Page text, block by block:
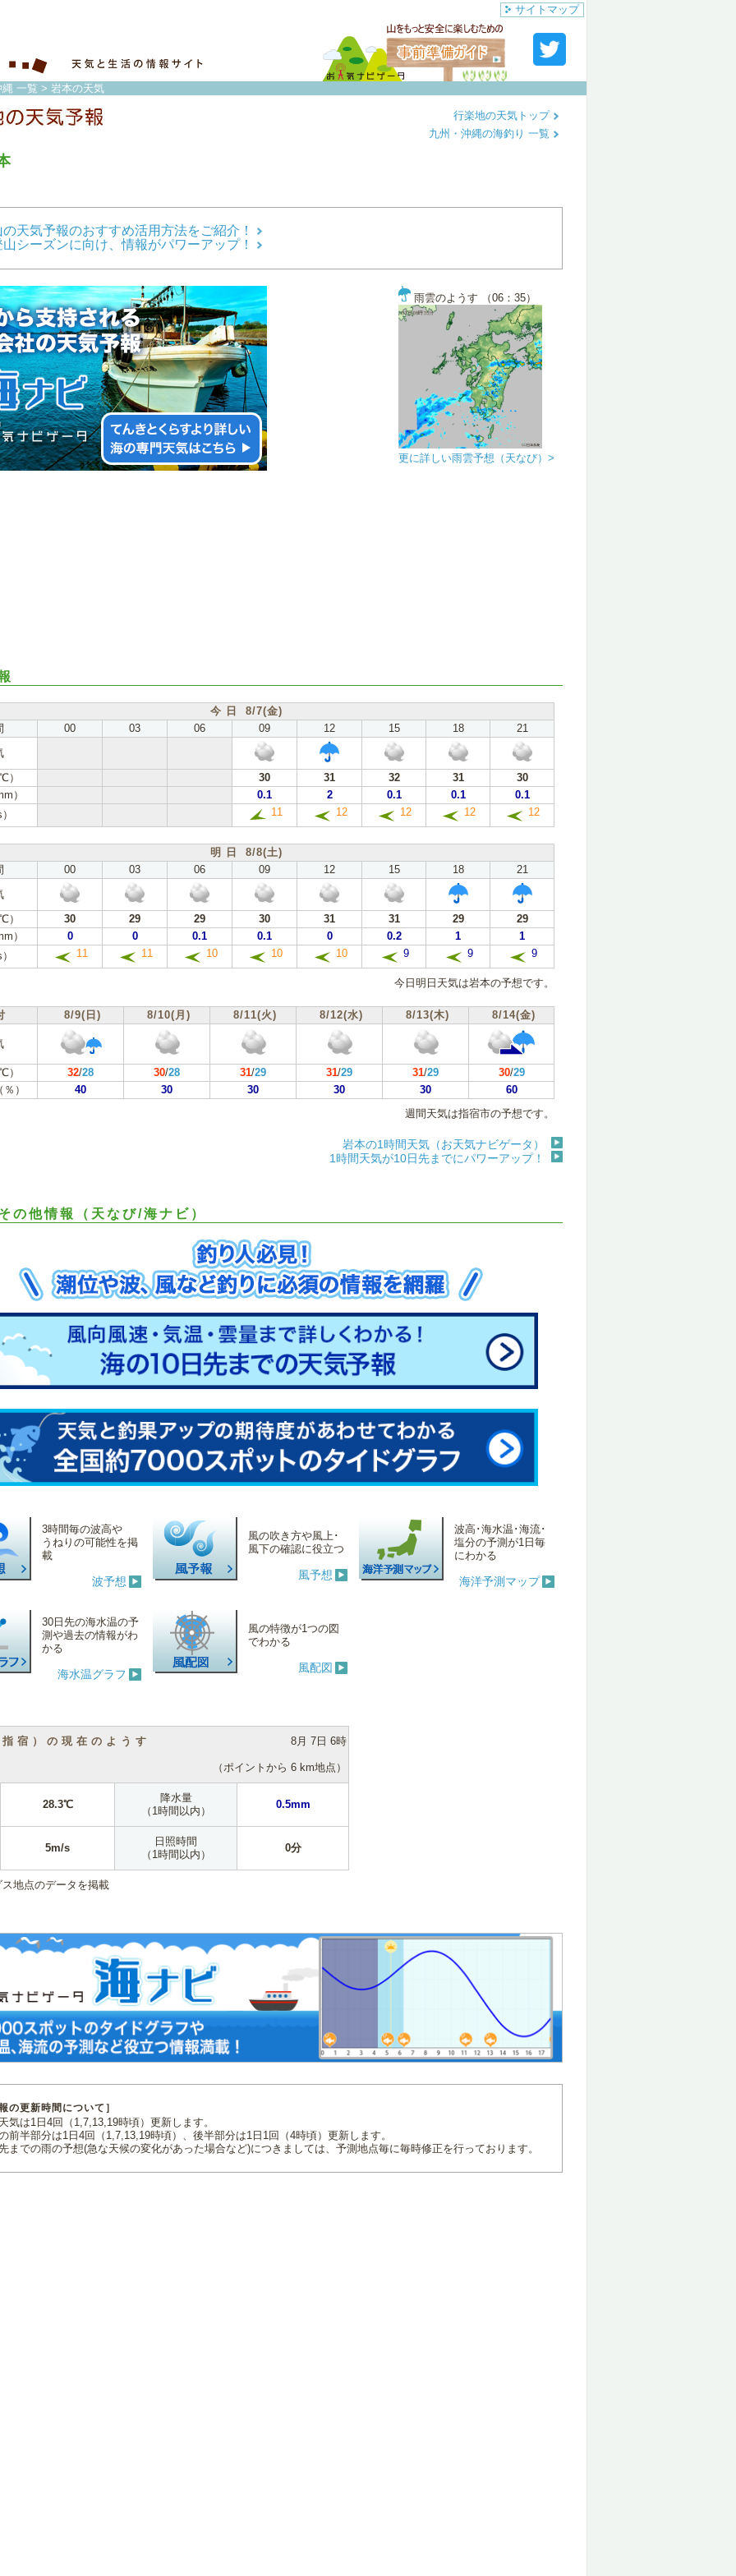
サイトマップ
一覧 > 岩本の天気
行楽地の天気トップ
九州・沖縄の海釣り 一覧
天気予報のおすすめ活用方法をご紹介！
シーズンに向け、情報がパワーアップ！
雨雲のようす （06：35）
更に詳しい雨雲予想（天なび）>
今 日 8/7(金)
00 03 06 09 12 15 18
21
30 31 32 31
30
）
0.1 2 0.1 0.1
0.1
11 12 12 12 12
明 日 8/8(土)
00 03 06 09 12 15 18
21
30 29 29 30 31 31 29
29
）
0 0 0.1 0.1 0 0.2 1
1
11 11 10 10 10 9 9 9
今日明日天気は岩本の予想です。
8/9(日) 8/10(月) 8/11(火) 8/12(水) 8/13(木) 8/14(金)
32/28 30/28 31/29 31/29 31/29 30/29
）
40 30 30 30 30
60
週間天気は指宿市の予想です。
岩本の1時間天気（お天気ナビゲータ）
1時間天気が10日先までにパワーアップ！
の他情報（天なび/海ナビ）
3時間毎の波高や
うねりの可能性を掲
載
波予想
風の吹き方や風上･
風下の確認に役立つ
風予想
波高･海水温･海流･
塩分の予測が1日毎
にわかる
海洋予測マップ
30日先の海水温の予
測や過去の情報がわ
かる
海水温グラフ
風の特徴が1つの図
でわかる
風配図
宿）の現在のようす 8月 7日 6時
（ポイントから 6 km地点）
28.3℃
降水量
（1時間以内）
0.5mm
5m/s
日照時間
（1時間以内）
0分
地点のデータを掲載
の更新時間について］
気は1日4回（1,7,13,19時頃）更新します。
前半部分は1日4回（1,7,13,19時頃）、後半部分は1日1回（4時頃）更新します。
までの雨の予想(急な天候の変化があった場合など)につきましては、予測地点毎に毎時修正を行っております。